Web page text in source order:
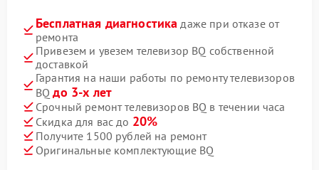
Бесплатная диагностика даже при отказе от
ремонта
Привезем и увезем телевизор BQ собственной
доставкой
Гарантия на наши работы по ремонту телевизоров
BQдо 3-х лет
Срочный ремонт телевизоров BQ в течении часа
Скидка для вас до 20%
Получите 1500 рублей на ремонт
Оригинальные комплектующие BQ